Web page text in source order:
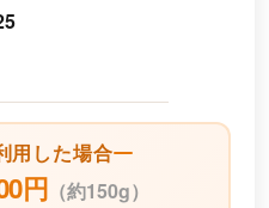
用した場合
円 （約150g）